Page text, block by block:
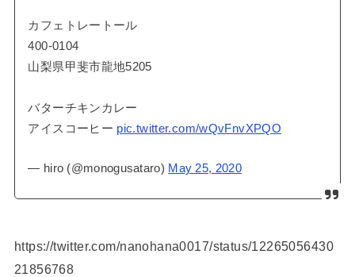
カフェトレートール
400-0104
山梨県甲斐市龍地5205
バターチキンカレー
アイスコーヒー pic.twitter.com/wQvFnvXPQO
— hiro (@monogusataro) May 25, 2020
https://twitter.com/nanohana0017/status/12265056430
21856768